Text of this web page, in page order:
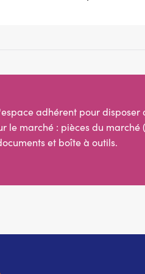
adhérent pour disposer
le marché : pièces du marché
et boîte à outils.